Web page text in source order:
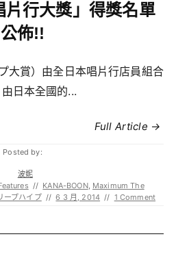
片行大獎」得獎名單
公佈!!
大賞）由全日本唱片行店員組合
日本全國的...
Full Article →
Posted by:
波妮
// KANA-BOON, Maximum The
ープハイプ // 6 3 月, 2014 // 1 Comment